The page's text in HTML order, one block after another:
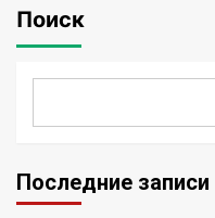
Поиск
Последние записи